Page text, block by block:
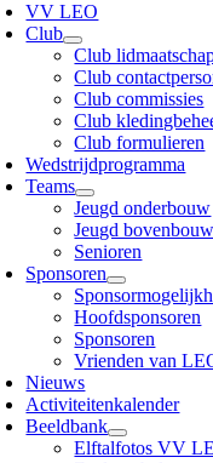
VV LEO
Club
Club
Club
Club commissies
Club
Club formulieren
Wedstrijdprogramma
Teams
Jeugd onderbouw
Jeugd bovenbouw
Senioren
Sponsoren
Hoofdsponsoren
Sponsoren
Vrienden van
Nieuws
Activiteitenkalender
Beeldbank
Elftalfotos VV